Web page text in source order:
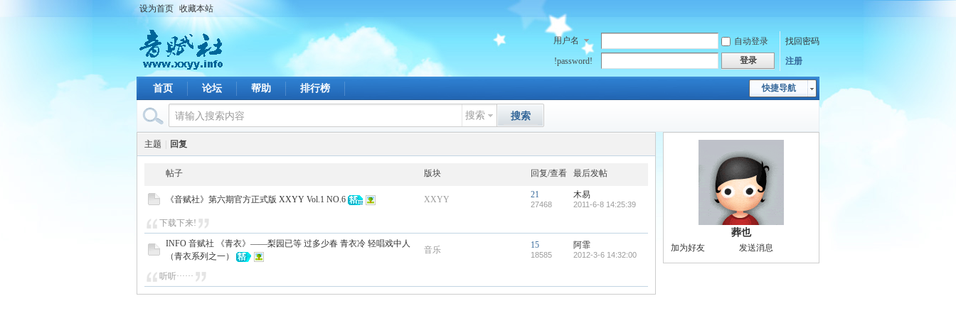
设为首页 收藏本站
用户名 自动登录
找回密码
!password!
登录 注册
快捷导航
首页 论坛 帮助 排行榜
搜索 搜索
主题 回复
帖子 版块 回复/查看 最后发帖
《音赋社》第六期官方正式版 XXYY Vol.1 NO.6 XXYY 21
27468
木易
2011-6-8 14:25:39
下载下来!
INFO 音赋社 《青衣》——梨园已等 过多少春 青衣冷 轻唱戏中人
（青衣系列之一）
音乐 15
18585
阿霏
2012-3-6 14:32:00
听听······
葬也
加为好友 发送消息